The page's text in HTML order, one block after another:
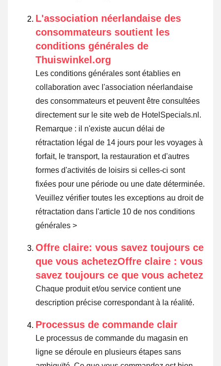
L'association néerlandaise des
consommateurs soutient les
conditions générales de
Thuiswinkel.org
Les conditions générales sont établies en
collaboration avec l'association néerlandaise
des consommateurs et peuvent être consultées
directement sur le site web de HotelSpecials.nl.
Remarque : il n'existe aucun délai de
rétractation légal de 14 jours pour les voyages à
forfait, le transport, la restauration et d'autres
formes d'activités de loisirs si celles-ci sont
fixées pour une période ou une date déterminée.
Veuillez vérifier toutes les exceptions au droit de
rétractation dans l'article 10 de nos conditions
générales >
Offre claire: vous savez toujours ce
que vous achetezOffre claire : vous
savez toujours ce que vous achetez
Chaque produit et/ou service contient une
description précise correspondant à la réalité.
Processus de commande clair
Le processus de commande du magasin en
ligne se déroule en plusieurs étapes sans